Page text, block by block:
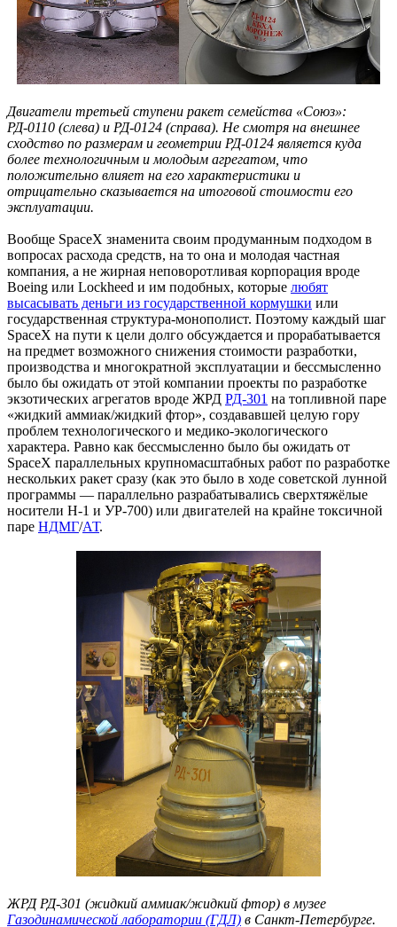
Двигатели третьей ступени ракет семейства «Союз»:
РД-0110 (слева) и РД-0124 (справа). Не смотря на внешнее
сходство по размерам и геометрии РД-0124 является куда
более технологичным и молодым агрегатом, что
положительно влияет на его характеристики и
отрицательно сказывается на итоговой стоимости его
эксплуатации.
Вообще SpaceX знаменита своим продуманным подходом в
вопросах расхода средств, на то она и молодая частная
компания, а не жирная неповоротливая корпорация вроде
Boeing или Lockheed и им подобных, которые любят
высасывать деньги из государственной кормушки или
государственная структура-монополист. Поэтому каждый шаг
SpaceX на пути к цели долго обсуждается и прорабатывается
на предмет возможного снижения стоимости разработки,
производства и многократной эксплуатации и бессмысленно
было бы ожидать от этой компании проекты по разработке
экзотических агрегатов вроде ЖРД РД-301 на топливной паре
«жидкий аммиак/жидкий фтор», создававшей целую гору
проблем технологического и медико-экологического
характера. Равно как бессмысленно было бы ожидать от
SpaceX параллельных крупномасштабных работ по разработке
нескольких ракет сразу (как это было в ходе советской лунной
программы — параллельно разрабатывались сверхтяжёлые
носители Н-1 и УР-700) или двигателей на крайне токсичной
паре НДМГ/АТ.
ЖРД РД-301 (жидкий аммиак/жидкий фтор) в музее
Газодинамической лаборатории (ГДЛ) в Санкт-Петербурге.